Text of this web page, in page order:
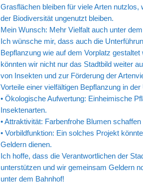
Grasflächen bleiben für viele Arten
der Biodiversität ungenutzt bleiben.
Mein Wunsch: Mehr Vielfalt auch unter
Ich wünsche mir, dass auch die
Bepflanzung wie auf dem Vorplatz
könnten wir nicht nur das Stadtbild weiter
von Insekten und zur Förderung der
Vorteile einer vielfältigen Bepflanzung in der
• Ökologische Aufwertung: Einheimische
Insektenarten.
• Attraktivität: Farbenfrohe Blumen
• Vorbildfunktion: Ein solches Projekt
Geldern dienen.
Ich hoffe, dass die Verantwortlichen der
unterstützen und wir gemeinsam Geldern
unter dem Bahnhof!